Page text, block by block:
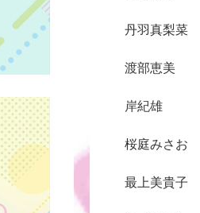
丹羽真梨菜
渡部恵美
岸紀雄
桜庭みさお
最上美貴子